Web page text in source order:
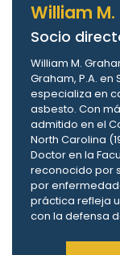
William
Socio
William M.
Graham, P.A.
especializa en
asbesto. Con
admitido en el
North Carolina
Doctor en la
reconocido por
por
práctica refleja
con la defensa